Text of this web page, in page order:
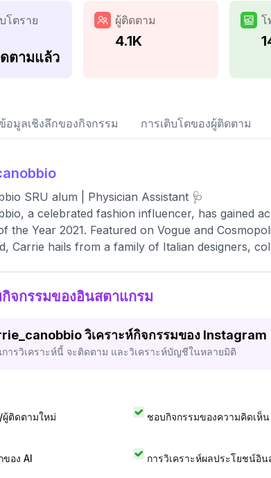
โตราย
ตามแล้ว
ผู้ติดตาม
4.1K
โ
อมูลเชิงลึกของกิจกรรม การเติบโตของผู้ติดตาม
SRU alum | Physician Assistant 🩺
a celebrated fashion influencer, has gained
the Year 2021. Featured on Vogue and
Carrie hails from a family of Italian designers,
จกรรมของอินสตาแกรม
วิเคราะห์กิจกรรมของ Instagram
การวิเคราะห์นี้ จะติดตาม และวิเคราะห์บัญชีในหลายมิติ
ติดตามใหม่ ชอบกิจกรรมของความคิดเห็น
ของ AI การวิเคราะห์ผลประโยชน์อิ